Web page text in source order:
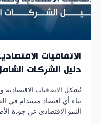
الاتفاقيات
دليل الشركات
تُشكل الاتفاقيات
بناء أي اقتصاد مستدام في
النمو الاقتصادي عن جودة